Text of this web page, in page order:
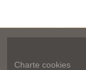
Charte cookies